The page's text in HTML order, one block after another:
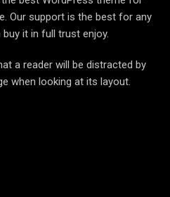
Our support is the best for any
it in full trust enjoy.
a reader will be distracted by
when looking at its layout.